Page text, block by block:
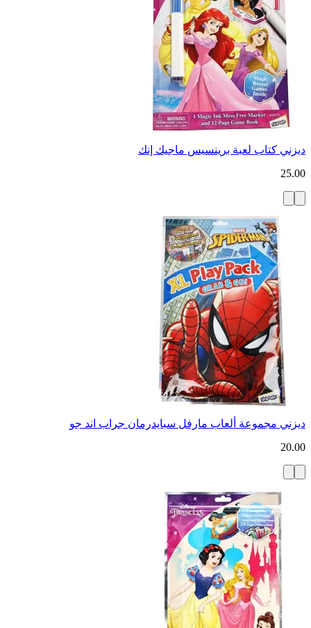
ديزني كتاب لعبة برينسيس ماجيك إنك
25.00
ديزني مجموعة ألعاب مارفل سبايدرمان جراب اند جو
20.00